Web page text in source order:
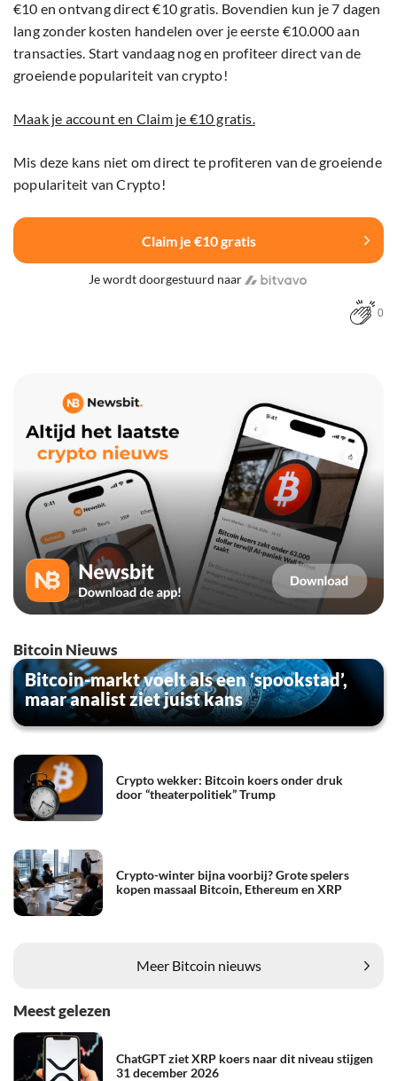
€10 en ontvang direct €10 gratis. Bovendien kun je 7 dagen
lang zonder kosten handelen over je eerste €10.000 aan
transacties. Start vandaag nog en profiteer direct van de
groeiende populariteit van crypto!
Maak je account en Claim je €10 gratis.
Mis deze kans niet om direct te profiteren van de groeiende
populariteit van Crypto!
Claim je €10 gratis
Je wordt doorgestuurd naar
0
Bitcoin Nieuws
Bitcoin-markt voelt als een ‘spookstad’,
maar analist ziet juist kans
Crypto wekker: Bitcoin koers onder druk
door “theaterpolitiek” Trump
Crypto-winter bijna voorbij? Grote spelers
kopen massaal Bitcoin, Ethereum en XRP
Meer Bitcoin nieuws
Meest gelezen
ChatGPT ziet XRP koers naar dit niveau stijgen
31 december 2026